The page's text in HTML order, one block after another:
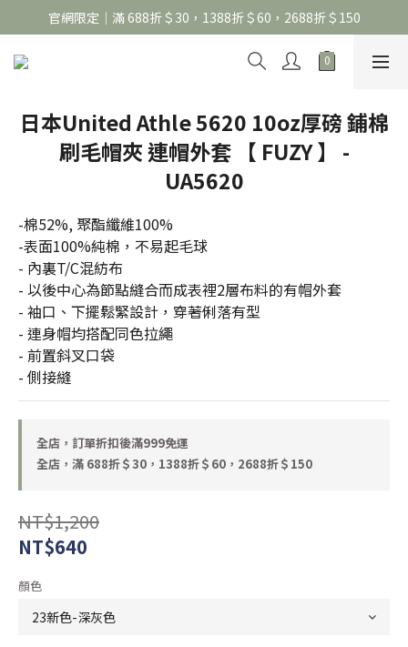
官網限定｜滿 688折＄30，1388折＄60，2688折＄150
官網限定｜滿 688折＄30，1388折＄60，2688折＄150
United Athle系列｜註冊會員299免運
日本United Athle 5620 10oz厚磅 鋪棉
刷毛帽夾 連帽外套 【 FUZY 】 -
UA5620
-棉52%, 聚酯纖維100%
-表面100%純棉，不易起毛球
- 內裏T/C混紡布
- 以後中心為節點縫合而成表裡2層布料的有帽外套
- 袖口、下擺鬆緊設計，穿著俐落有型
- 連身帽均搭配同色拉繩
- 前置斜叉口袋
- 側接縫
全店，訂單折扣後滿999免運
全店，滿 688折＄30，1388折＄60，2688折＄150
NT$1,200
NT$640
顏色